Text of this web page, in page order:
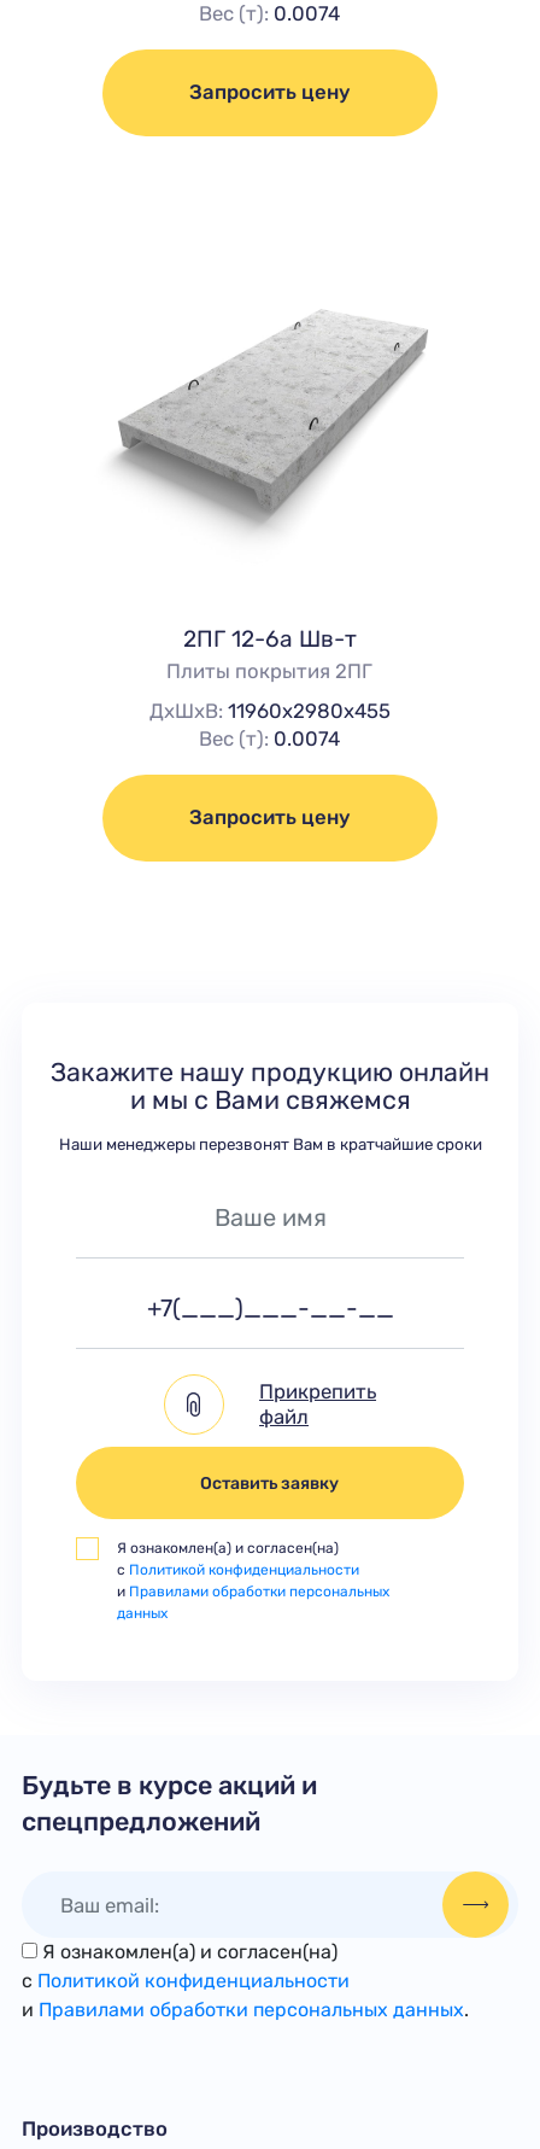
Вес (т): 0.0074
Запросить цену
2ПГ 12-6а Шв-т
Плиты покрытия 2ПГ
ДхШхВ: 11960х2980х455
Вес (т): 0.0074
Запросить цену
Закажите нашу продукцию онлайн
и мы с Вами свяжемся
Наши менеджеры перезвонят Вам в кратчайшие сроки
Прикрепить
файл
Оставить заявку
Я ознакомлен(а) и согласен(на)
с Политикой конфиденциальности
и Правилами обработки персональных
данных
Будьте в курсе акций и
спецпредложений
Я ознакомлен(а) и согласен(на)
с Политикой конфиденциальности
и Правилами обработки персональных данных.
Производство